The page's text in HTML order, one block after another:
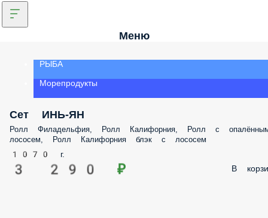
Меню
РЫБА
Морепродукты
Сет ИНЬ-ЯН
Ролл Филадельфия, Ролл Калифорния, Ролл с
лососем, Ролл Калифорния блэк с лососем
1070 г.
3 290 ₽ В